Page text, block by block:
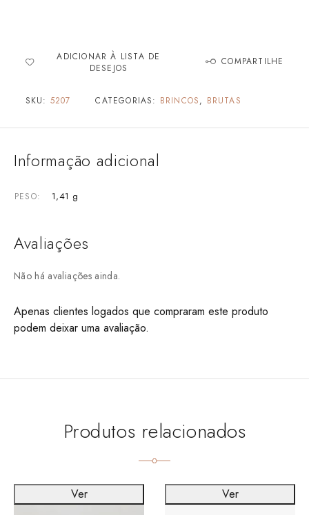
ADICIONAR À LISTA DE
DESEJOS
COMPARTILHE
SKU: 5207 CATEGORIAS: BRINCOS, BRUTAS
Informação adicional
PESO 1,41 g
Avaliações
Não há avaliações ainda.
Apenas clientes logados que compraram este produto
podem deixar uma avaliação.
Produtos relacionados
Ver Ver